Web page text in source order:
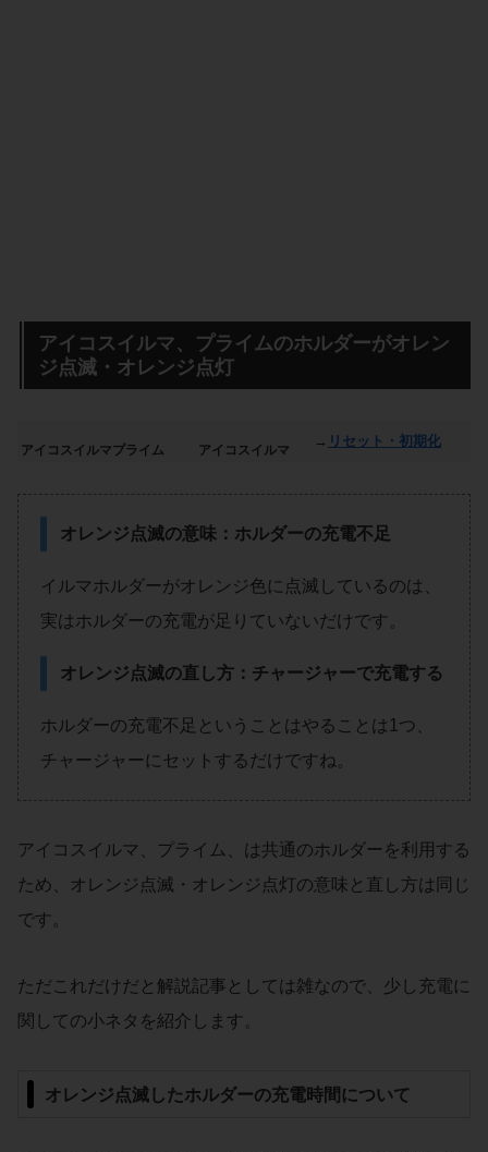
アイコスイルマ、プライムのホルダーがオレン
ジ点滅・オレンジ点灯
アイコスイルマプライム アイコスイルマ
→ リセット・初期化
オレンジ点滅の意味：ホルダーの充電不足
イルマホルダーがオレンジ色に点滅しているのは、
実はホルダーの充電が足りていないだけです。
オレンジ点滅の直し方：チャージャーで充電する
ホルダーの充電不足ということはやることは1つ、
チャージャーにセットするだけですね。
アイコスイルマ、プライム、は共通のホルダーを利用する
ため、オレンジ点滅・オレンジ点灯の意味と直し方は同じ
です。
ただこれだけだと解説記事としては雑なので、少し充電に
関しての小ネタを紹介します。
オレンジ点滅したホルダーの充電時間について